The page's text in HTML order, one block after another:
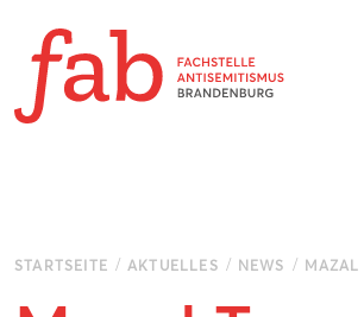
STARTSEITE AKTUELLES NEWS MAZAL